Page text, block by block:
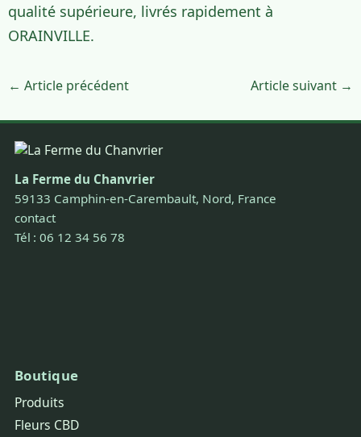
qualité supérieure, livrés rapidement à
ORAINVILLE.
← Article précédent Article suivant →
La Ferme du Chanvrier
59133 Camphin-en-Carembault, Nord, France
contact
Tél : 06 12 34 56 78
Boutique
Produits
Fleurs CBD